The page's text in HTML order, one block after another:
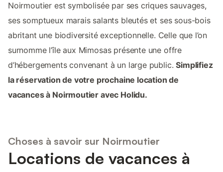
Noirmoutier est symbolisée par ses criques sauvages,
ses somptueux marais salants bleutés et ses sous-bois
abritant une biodiversité exceptionnelle. Celle que l’on
surnomme l’île aux Mimosas présente une offre
d’hébergements convenant à un large public.Simplifiez
la réservation de votre prochaine location de
vacances à Noirmoutier avec Holidu.
Choses à savoir sur Noirmoutier
Locations de vacances à